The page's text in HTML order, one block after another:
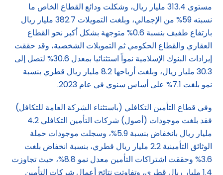
مستوى 313.4 مليار ريال، وشكلت ودائع القطاع الخاص ما
نسبته 59% من الإجمالي، وبلغت التمويلات 382.7 مليار ريال
بارتفاع طفيف بنسبة 0.6% متوجهة بشكل أكبر نحو القطاع
العقاري والقطاع الحكومي ثم التمويلات الشخصية، وقد حققت
إيرادات البنوك الإسلامية نمواً استثنائيا بمعدل 30.6% لتصل إلى
30.3 مليار ريال، وبلغت أرباحها 8.2 مليار ريال قطري بنسبة
نمو بلغت 7.1% على أساس سنوي في عام 2023.
وفي قطاع التأمين التكافلي (باستثناء الشركة العامة للتكافل)
فقد بلغت موجودات (أصول) شركات التأمين التكافلي 4.2
مليار ريال بانخفاض بنسبة 5.9%، وسجلت موجودات حملة
الوثائق التأمينية 2.2 مليار ريال قطري، بنسبة انخفاض بلغت
3.6% وحققت اشتراكات التأمين معدل نمو 8.8%، حيث تجاوزت
1.4 مليار ريال قطري، وتفاوتت نتائج أعمال شركات التأمين